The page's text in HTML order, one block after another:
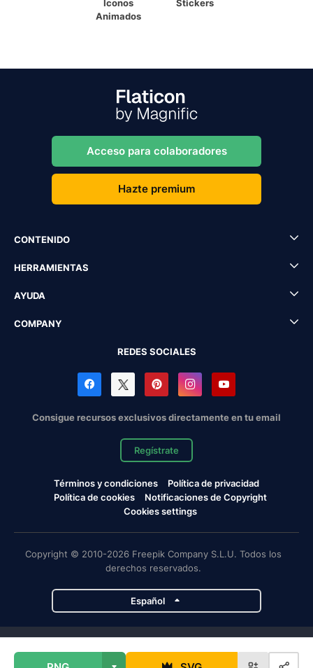
Iconos
Animados
Stickers
Acceso para colaboradores
Hazte premium
CONTENIDO
HERRAMIENTAS
AYUDA
COMPANY
REDES SOCIALES
Consigue recursos exclusivos directamente en tu email
Regístrate
Términos y condiciones
Política de privacidad
Política de cookies
Notificaciones de Copyright
Cookies settings
Copyright © 2010-2026 Freepik Company S.L.U. Todos los
derechos reservados.
Español